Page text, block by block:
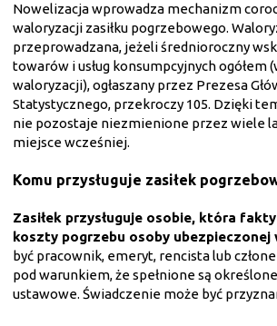
Nowelizacja wprowadza mechanizm
waloryzacji zasiłku pogrzebowego.
przeprowadzana, jeżeli średnioroczny
towarów i usług konsumpcyjnych ogółem
waloryzacji), ogłaszany przez Prezesa
Statystycznego, przekroczy 105. Dzięki
nie pozostaje niezmienione przez wiele
miejsce wcześniej.
Komu przysługuje zasiłek
Zasiłek przysługuje osobie, która
koszty pogrzebu osoby ubezpieczonej
być pracownik, emeryt, rencista lub
pod warunkiem, że spełnione są
ustawowe. Świadczenie może być